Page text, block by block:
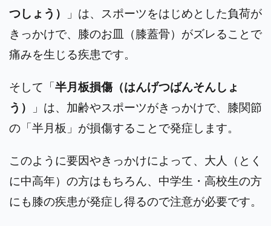
つしょう）
」は、スポーツをはじめとした負荷が
きっかけで、膝のお皿（膝蓋骨）がズレることで
痛みを生じる疾患です。
そして「半月板損傷（はんげつばんそんしょ
う）
」は、加齢やスポーツがきっかけで、膝関節
の「半月板」が損傷することで発症します。
このように要因やきっかけによって、大人（とく
に中高年）の方はもちろん、中学生・高校生の方
にも膝の疾患が発症し得るので注意が必要です。